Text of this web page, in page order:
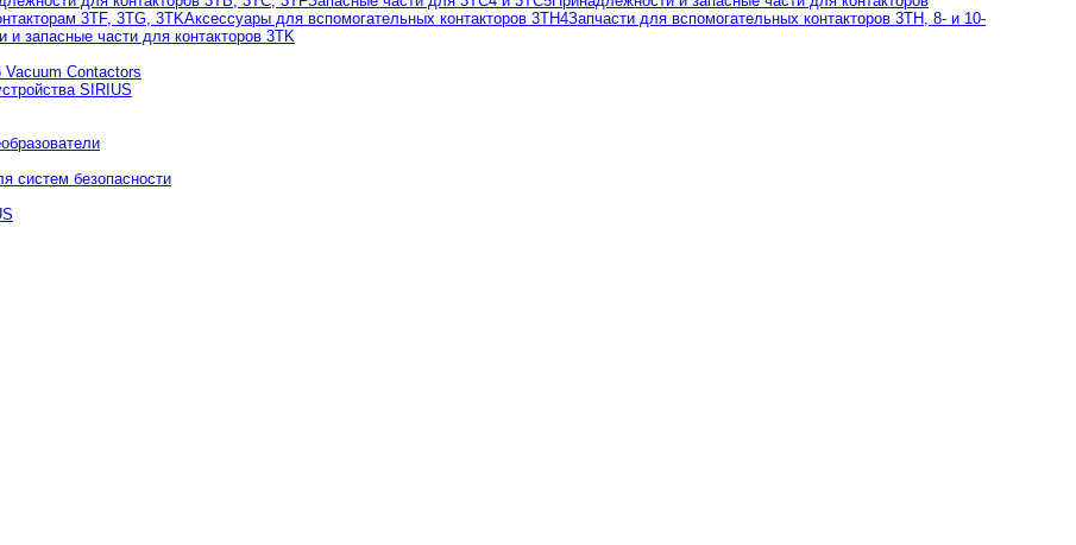
3TF, 3TG, 3TKАксессуары для вспомогательных контакторов 3TH4Запчасти для вспомогательных контакторов 3TH, 8- и 10-
и запасные части для контакторов 3TK
Contactors
SIRIUS
систем безопасности